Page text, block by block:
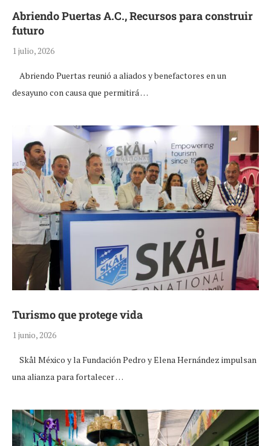
Abriendo Puertas A.C., Recursos para construir
futuro
1 julio, 2026
Abriendo Puertas reunió a aliados y benefactores en un
desayuno con causa que permitirá …
Turismo que protege vida
1 junio, 2026
Skål México y la Fundación Pedro y Elena Hernández impulsan
una alianza para fortalecer …